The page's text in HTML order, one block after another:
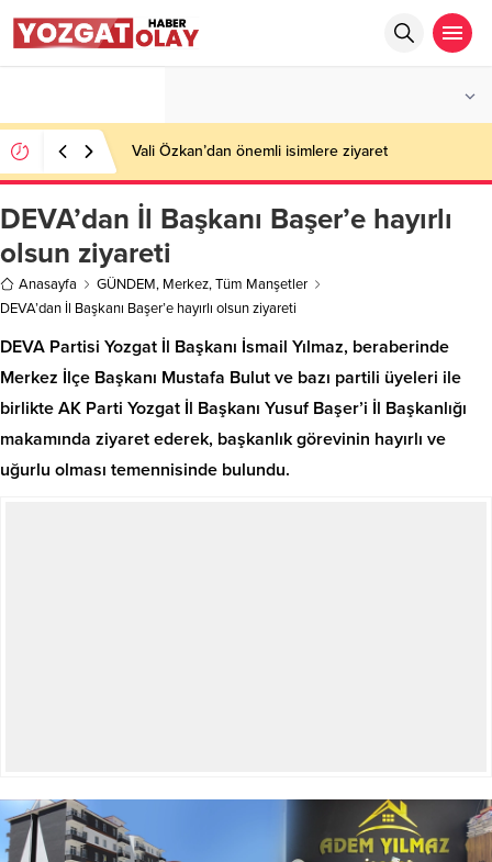
Vali Özkan’dan önemli isimlere ziyaret
DEVA’dan İl Başkanı Başer’e hayırlı
olsun ziyareti
Anasayfa GÜNDEM, Merkez,Tüm Manşetler
DEVA’dan İl Başkanı Başer’e hayırlı olsun ziyareti
DEVA Partisi Yozgat İl Başkanı İsmail Yılmaz, beraberinde
Merkez İlçe Başkanı Mustafa Bulut ve bazı partili üyeleri ile
birlikte AK Parti Yozgat İl Başkanı Yusuf Başer’i İl Başkanlığı
makamında ziyaret ederek, başkanlık görevinin hayırlı ve
uğurlu olması temennisinde bulundu.